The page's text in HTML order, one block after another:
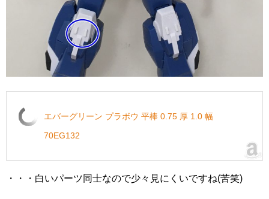
エバーグリーン プラボウ 平棒 0.75 厚 1.0 幅
70EG132
・・・白いパーツ同士なので少々見にくいですね(苦笑)